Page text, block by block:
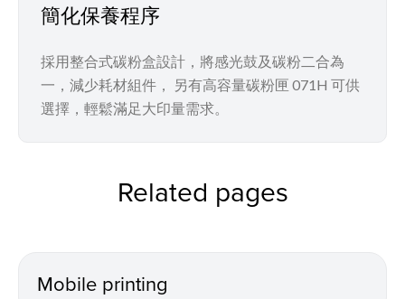
簡化保養程序
採用整合式碳粉盒設計，將感光鼓及碳粉二合為
一，減少耗材組件， 另有高容量碳粉匣 071H 可供
選擇，輕鬆滿足大印量需求。
Related pages
Mobile printing